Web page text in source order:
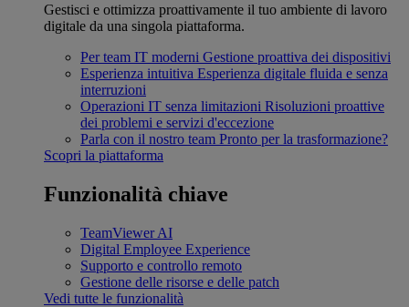
Gestisci e ottimizza proattivamente il tuo ambiente di lavoro
digitale da una singola piattaforma.
Per team IT moderni Gestione proattiva dei dispositivi
Esperienza intuitiva Esperienza digitale fluida e senza
interruzioni
Operazioni IT senza limitazioni Risoluzioni proattive
dei problemi e servizi d'eccezione
Parla con il nostro team Pronto per la trasformazione?
Scopri la piattaforma
Funzionalità chiave
TeamViewer AI
Digital Employee Experience
Supporto e controllo remoto
Gestione delle risorse e delle patch
Vedi tutte le funzionalità